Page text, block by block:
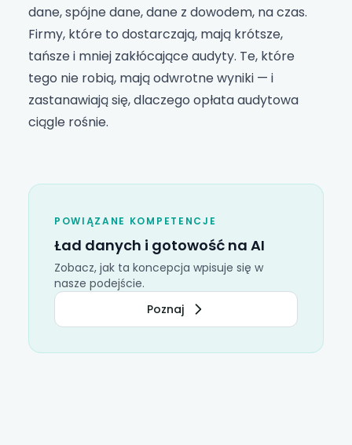
dane, spójne dane, dane z dowodem, na czas.
Firmy, które to dostarczają, mają krótsze,
tańsze i mniej zakłócające audyty. Te, które
tego nie robią, mają odwrotne wyniki — i
zastanawiają się, dlaczego opłata audytowa
ciągle rośnie.
POWIĄZANE KOMPETENCJE
Ład danych i gotowość na AI
Zobacz, jak ta koncepcja wpisuje się w
nasze podejście.
Poznaj